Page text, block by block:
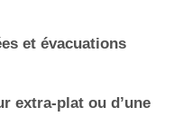
et évacuations
extra-plat ou d’une